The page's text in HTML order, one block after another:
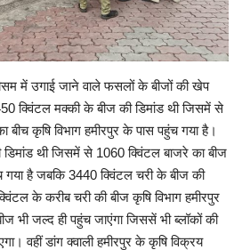
में उगाई जाने वाले फसलों के बीजों की खेप
क्विंटल मक्की के बीज की डिमांड थी जिसमें से
कृषि विभाग हमीरपुर के पास पहुंच गया है।
थी जिसमें से 1060 क्विंटल बाजरे का बीज
गया है जबकि 3440 क्विंटल चरी के बीज की
के करीब चरी की बीज कृषि विभाग हमीरपुर
भी जल्द ही पहुंच जाएंगा जिससें भी ब्लॉकों की
वहीं डांग क्वाली हमीरपुर के कृषि विक्रय